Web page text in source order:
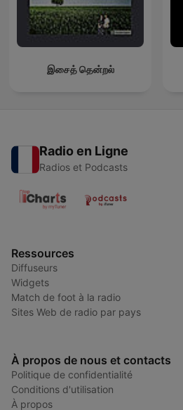
இசைத் தென்றல்
Radio en Ligne
Radios et Podcasts
Ressources
Diffuseurs
Widgets
Match de foot à la radio
Sites Web de radio par pays
À propos de nous et contacts
Politique de confidentialité
Conditions d'utilisation
À propos